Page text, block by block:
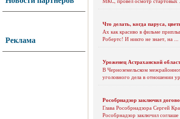
Реклама
Что делать, когда паруса,
Ах как красиво в фильме
Робертс! И никто не знает, на ...
Уроженец Астраханской
В Черноземельском
уголовного дела в отношении
Рособрнадзор заключил
Глава Рособрнадзора Сергей
Рособрнадзор заключил соглаше